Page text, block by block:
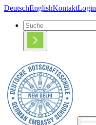
DeutschEnglishKontaktLogin